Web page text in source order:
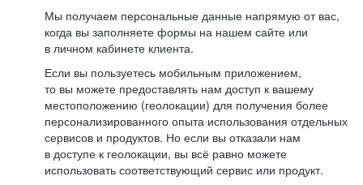
Мы получаем персональные данные напрямую от вас,
когда вы заполняете формы на нашем сайте или
в личном кабинете клиента.
Если вы пользуетесь мобильным приложением,
то вы можете предоставлять нам доступ к вашему
местоположению (геолокации) для получения более
персонализированного опыта использования отдельных
сервисов и продуктов. Но если вы отказали нам
в доступе к геолокации, вы всё равно можете
использовать соответствующий сервис или продукт.